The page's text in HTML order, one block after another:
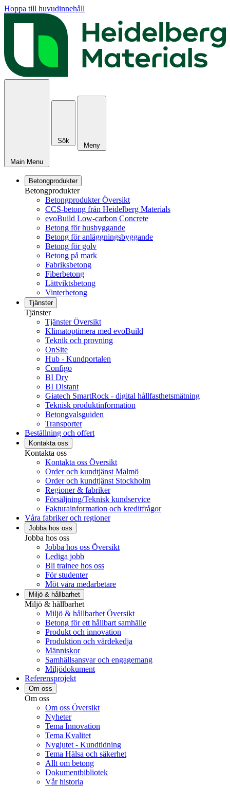
Hoppa till huvudinnehåll
Main Menu
Sök
Meny
Betongprodukter
Betongprodukter
Betongprodukter Översikt
CCS-betong från Heidelberg Materials
evoBuild Low-carbon Concrete
Betong för husbyggande
Betong för anläggningsbyggande
Betong för golv
Betong på mark
Fabriksbetong
Fiberbetong
Lättviktsbetong
Vinterbetong
Tjänster
Tjänster
Tjänster Översikt
Klimatoptimera med evoBuild
Teknik och provning
OnSite
Hub - Kundportalen
Configo
BI Dry
BI Distant
Giatech SmartRock - digital hållfasthetsmätning
Teknisk produktinformation
Betongvalsguiden
Transporter
Beställning och offert
Kontakta oss
Kontakta oss
Kontakta oss Översikt
Order och kundtjänst Malmö
Order och kundtjänst Stockholm
Regioner & fabriker
Försäljning/Teknisk kundservice
Fakturainformation och kreditfrågor
Våra fabriker och regioner
Jobba hos oss
Jobba hos oss
Jobba hos oss Översikt
Lediga jobb
Bli trainee hos oss
För studenter
Möt våra medarbetare
Miljö & hållbarhet
Miljö & hållbarhet
Miljö & hållbarhet Översikt
Betong för ett hållbart samhälle
Produkt och innovation
Produktion och värdekedja
Människor
Samhällsansvar och engagemang
Miljödokument
Referensprojekt
Om oss
Om oss
Om oss Översikt
Nyheter
Tema Innovation
Tema Kvalitet
Nygjutet - Kundtidning
Tema Hälsa och säkerhet
Allt om betong
Dokumentbibliotek
Vår historia